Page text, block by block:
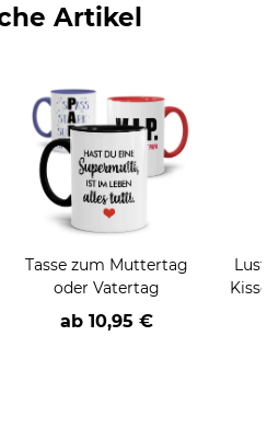
Artikel
Tasse zum Muttertag
oder Vatertag
ab 10,95 €
Kissen -